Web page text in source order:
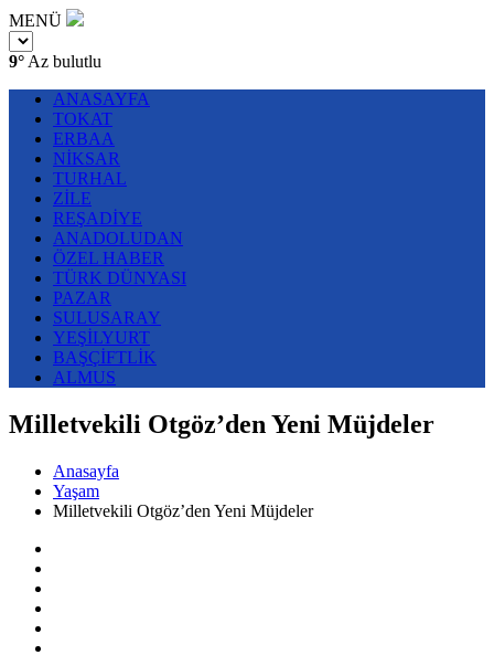
MENÜ
9° Az bulutlu
ANASAYFA
TOKAT
ERBAA
NİKSAR
TURHAL
ZİLE
REŞADİYE
ANADOLUDAN
ÖZEL HABER
TÜRK DÜNYASI
PAZAR
SULUSARAY
YEŞİLYURT
BAŞÇİFTLİK
ALMUS
Milletvekili Otgöz’den Yeni Müjdeler
Anasayfa
Yaşam
Milletvekili Otgöz’den Yeni Müjdeler